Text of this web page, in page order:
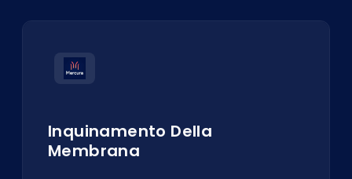
Inquinamento Della
Membrana